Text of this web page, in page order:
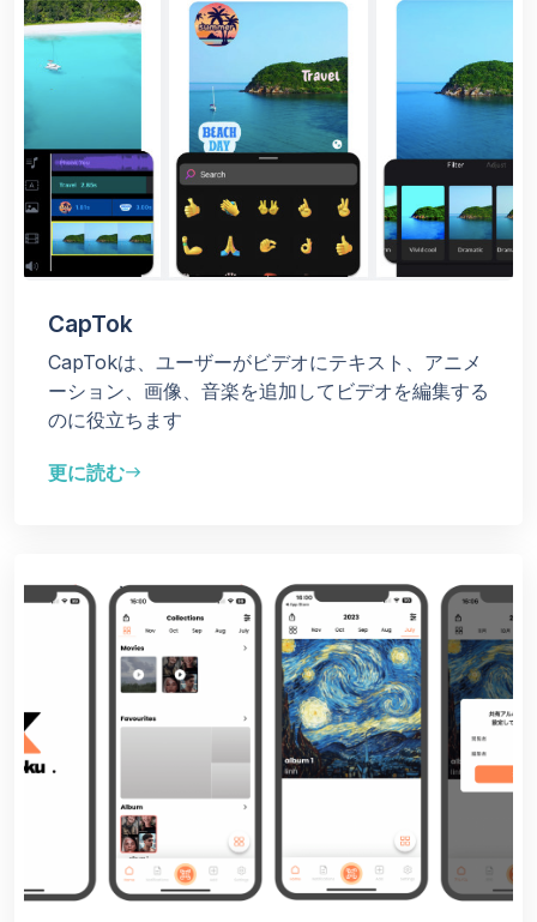
CapTok
CapTokは、ユーザーがビデオにテキスト、アニメ
ーション、画像、音楽を追加してビデオを編集する
のに役立ちます
更に読むeast